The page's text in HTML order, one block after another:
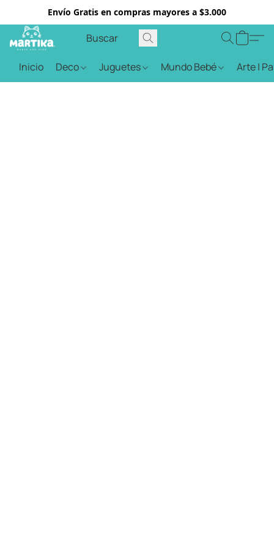
Envío Gratis en compras mayores a $3.000
Inicio Deco Juguetes Mundo Bebé Arte |